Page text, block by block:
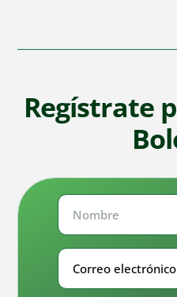
Regístrate
Nombre
Correo
electrónico